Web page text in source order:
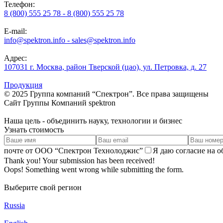
Телефон:
8 (800) 555 25 78 - 8 (800) 555 25 78
E-mail:
info@spektron.info - sales@spektron.info
Адрес:
107031 г. Москва, район Тверской (цао), ул. Петровка, д. 27
Продукция
© 2025 Группа компаний “Спектрон”. Все права защищены
Cайт Группы Компаний spektron
Наша цель - объединить науку, технологии и бизнес
Узнать стоимость
почте от ООО “Спектрон Технолоджис”
Я даю согласие на
Thank you! Your submission has been received!
Oops! Something went wrong while submitting the form.
Выберите свой регион
Russia